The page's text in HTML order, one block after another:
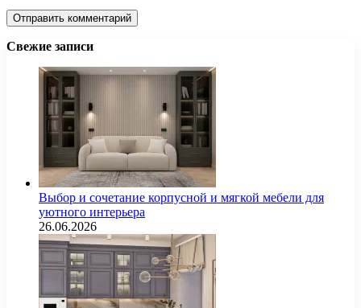
Свежие записи
Выбор и сочетание корпусной и мягкой мебели для
уютного интерьера
26.06.2026